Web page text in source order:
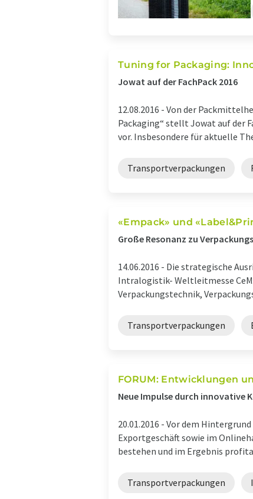
Tuning for Packaging:
Jowat auf der FachPack 2016
12.08.2016 - Von der
Packaging“ stellt Jowat auf der
vor. Insbesondere für aktuelle
Transportverpackungen
«Empack» und
Große Resonanz zu
14.06.2016 - Die strategische
Intralogistik- Weltleitmesse
Verpackungstechnik,
Transportverpackungen
FORUM: Entwicklungen
Neue Impulse durch innovative
20.01.2016 - Vor dem
Exportgeschäft sowie im
bestehen und im Ergebnis
Transportverpackungen